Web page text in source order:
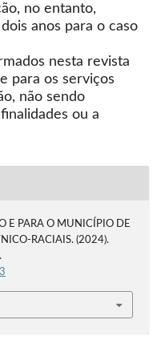
no entanto,
anos para o caso
nesta revista
para os serviços
não sendo
ou a
E PARA O MUNICÍPIO DE
RACIAIS. (2024).